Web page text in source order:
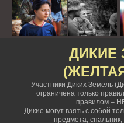
ДИКИЕ
Участники Диких Земель
ограничена только
правилом –
Дикие могут взять с собой
предмета,